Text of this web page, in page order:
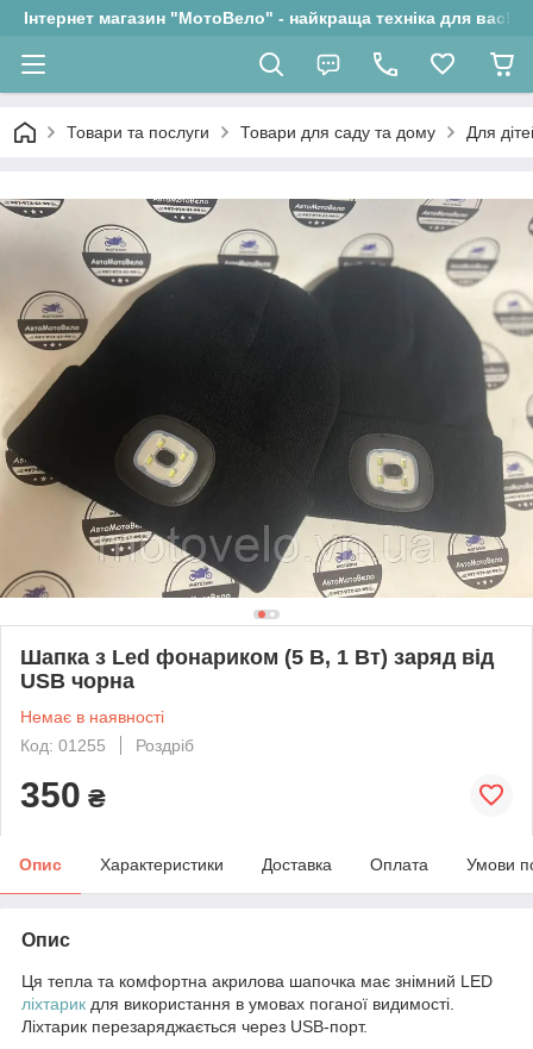
Інтернет магазин "МотоВело" - найкраща техніка для вас!
Товари та послуги Товари для саду та дому Для
Шапка з Led фонариком (5 В, 1 Вт) заряд від
USB чорна
Немає в наявності
Код: 01255
Роздріб
350 ₴
Опис Характеристики Доставка Оплата Умови
Опис
Ця тепла та комфортна акрилова шапочка має знімний LED
ліхтарик для використання в умовах поганої видимості.
Ліхтарик перезаряджається через USB-порт.